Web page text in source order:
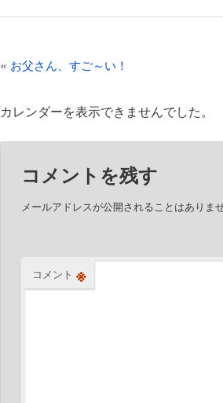
投
ナ
« お父さん、すご～い！
カレンダーを表示できませんでした。
コメントを残す
メールアドレスが公開されることはありませ
コメント ※